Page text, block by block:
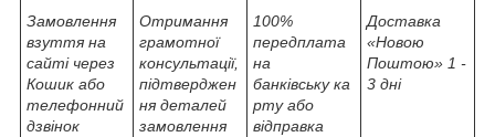
Замовлення
взуття на
сайті через
Кошик або
телефонний
дзвінок
Отримання
грамотної
консультації,
підтверджен
ня деталей
замовлення
100%
передплата
на
банківську ка
рту або
відправка
Доставка
«Новою
Поштою» 1 -
3 дні